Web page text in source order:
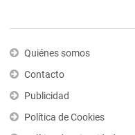
Quiénes somos
Contacto
Publicidad
Política de Cookies